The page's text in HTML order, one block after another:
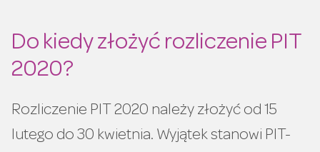
Do kiedy złożyć rozliczenie PIT
2020?
Rozliczenie PIT 2020 należy złożyć od 15
lutego do 30 kwietnia. Wyjątek stanowi PIT-